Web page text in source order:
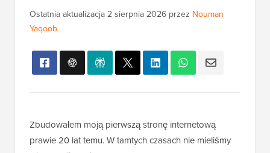
Ostatnia aktualizacja 2 sierpnia 2026 przez Nouman
Yaqoob
Zbudowałem moją pierwszą stronę internetową
prawie 20 lat temu. W tamtych czasach nie mieliśmy